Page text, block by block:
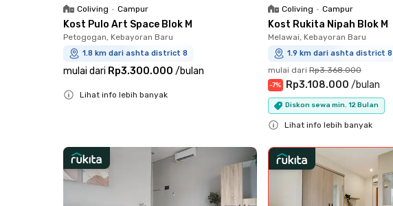
Coliving • Campur
Kost Pulo Art Space Blok M
Petogogan, Kebayoran Baru
1.8 km dari ashta district 8
mulai dari Rp3.300.000 /bulan
Lihat info lebih banyak
Coliving • Campur
Kost Rukita Nipah Blok M
Melawai, Kebayoran Baru
1.9 km dari ashta district 8
mulai dari Rp3.368.000
-7% Rp3.108.000 /bulan
Diskon sewa min. 12 Bulan
Lihat info lebih banyak